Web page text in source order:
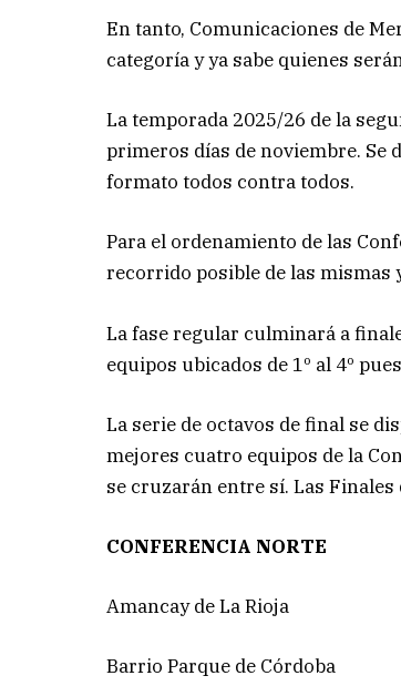
En tanto, Comunicaciones de
categoría y ya sabe quienes
La temporada 2025/26 de la
primeros días de noviembre.
formato todos contra todos.
Para el ordenamiento de las
recorrido posible de las mismas
La fase regular culminará a
equipos ubicados de 1º al 4º
La serie de octavos de final se
mejores cuatro equipos de la
se cruzarán entre sí. Las
CONFERENCIA NORTE
Amancay de La Rioja
Barrio Parque de Córdoba